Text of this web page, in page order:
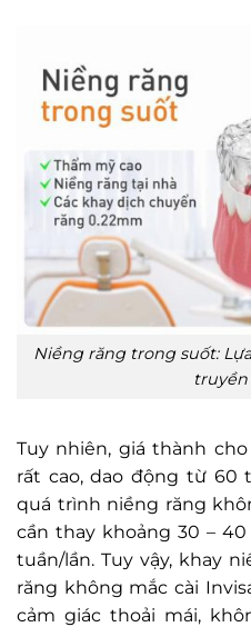
Niềng răng trong suốt:
Tuy nhiên, giá thành
rất cao, dao động từ 60
quá trình niềng răng
cần thay khoảng 30 –
tuần/lần. Tuy vậy, khay
răng không mắc cài
cảm giác thoải mái,